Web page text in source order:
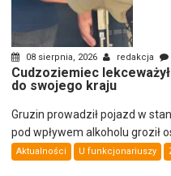
08 sierpnia, 2026 redakcja
Cudzoziemiec
do swojego kraju
Gruzin prowadził pojazd w
pod wpływem alkoholu groził
Aktualności U funkcjonariuszy